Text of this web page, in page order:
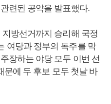
련된 공약을 발표했다.
방선거까지 승리해 국정
여당과 정부의 독주를 막
장하는 야당 모두 이번 선
문에 두 후보 모두 첫날 바